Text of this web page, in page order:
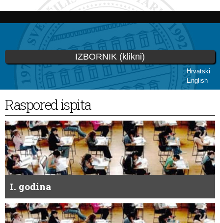
Skoči
glavni
sadržaj
Hrvatski
English
IZBORNIK (klikni)
Vi ste ovdje
Raspored ispita
I. godina